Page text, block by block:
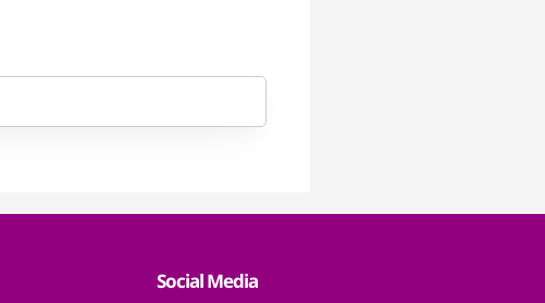
Social Media